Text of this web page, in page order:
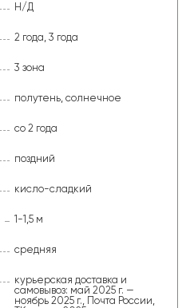
Н/Д
2 года, 3 года
3 зона
полутень, солнечное
со 2 года
поздний
кисло-сладкий
1-1,5 м
средняя
курьерская доставка и
самовывоз: май 2025 г. —
ноябрь 2025 г., Почта России,